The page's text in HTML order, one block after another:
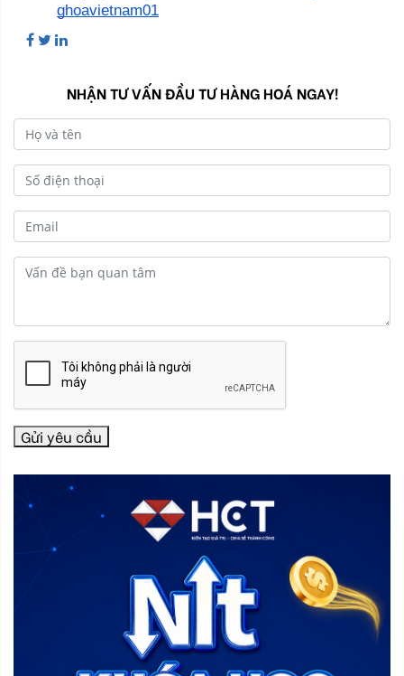
ghoavietnam01
NHẬN TƯ VẤN ĐẦU TƯ HÀNG HOÁ NGAY!
Gửi yêu cầu